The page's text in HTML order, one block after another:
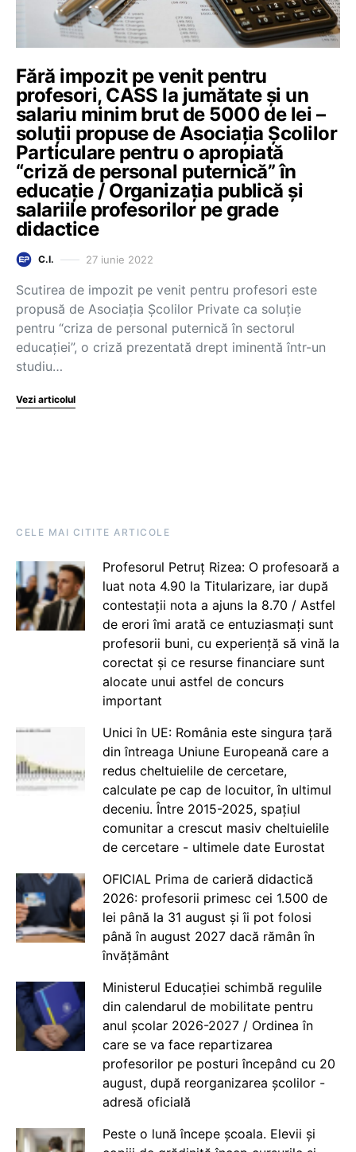
Fără impozit pe venit pentru
profesori, CASS la jumătate și un
salariu minim brut de 5000 de lei –
soluții propuse de Asociația Școlilor
Particulare pentru o apropiată
“criză de personal puternică” în
educație / Organizația publică și
salariile profesorilor pe grade
didactice
C.I. 27 iunie 2022
Scutirea de impozit pe venit pentru profesori este
propusă de Asociația Școlilor Private ca soluție
pentru “criza de personal puternică în sectorul
educației”, o criză prezentată drept iminentă într-un
studiu…
Vezi articolul
CELE MAI CITITE ARTICOLE
Profesorul Petruț Rizea: O profesoară a
luat nota 4.90 la Titularizare, iar după
contestații nota a ajuns la 8.70 / Astfel
de erori îmi arată ce entuziasmați sunt
profesorii buni, cu experiență să vină la
corectat și ce resurse financiare sunt
alocate unui astfel de concurs
important
Unici în UE: România este singura țară
din întreaga Uniune Europeană care a
redus cheltuielile de cercetare,
calculate pe cap de locuitor, în ultimul
deceniu. Între 2015-2025, spațiul
comunitar a crescut masiv cheltuielile
de cercetare - ultimele date Eurostat
OFICIAL Prima de carieră didactică
2026: profesorii primesc cei 1.500 de
lei până la 31 august și îi pot folosi
până în august 2027 dacă rămân în
învățământ
Ministerul Educației schimbă regulile
din calendarul de mobilitate pentru
anul școlar 2026-2027 / Ordinea în
care se va face repartizarea
profesorilor pe posturi începând cu 20
august, după reorganizarea școlilor -
adresă oficială
Peste o lună începe școala. Elevii și